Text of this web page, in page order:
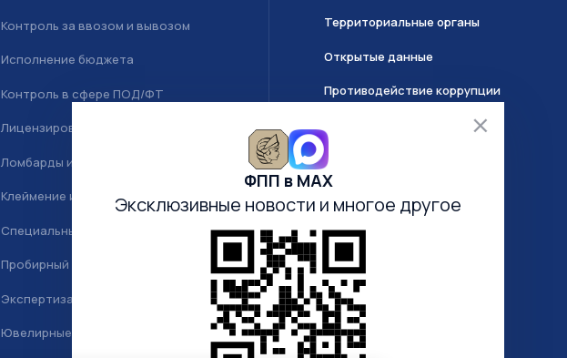
Контроль за ввозом и вывозом
Исполнение бюджета
Контроль в сфере ПОД/ФТ
Лицензирование
Ломбарды и скупка
Клеймение и маркировка
Специальный учет
Пробирный надзор
Экспертиза
Ювелирные камни
Территориальные органы
Открытые данные
Противодействие коррупции
О системе ГИИС ДМДК
Анкетирование
Электронная очередь
ФПП в МАХ
Эксклюзивные новости и многое другое